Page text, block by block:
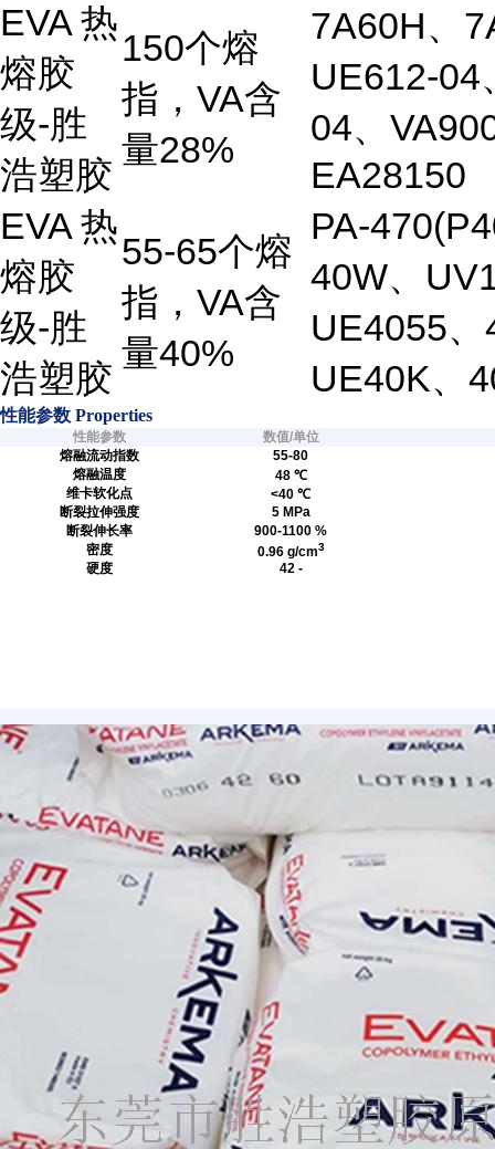
EVA 热
熔胶
级-胜
浩塑胶
150个熔
指，VA含
量28%
7A60H、
UE612-04
04、
EA28150
EVA 热
熔胶
级-胜
浩塑胶
55-65个熔
指，VA含
量40%
PA-
40W、
UE4055
UE40K、
性能参数 Properties
性能参数
数值/单位
熔融流动指数
55-80
熔融温度
48 ℃
维卡软化点
<40 ℃
断裂拉伸强度
5 MPa
断裂伸长率
900-1100 %
密度
0.96 g/cm3
硬度 42 -